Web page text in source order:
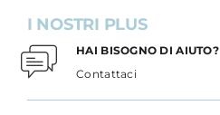
I NOSTRI PLUS
HAI BISOGNO DI AIUTO?
Contattaci